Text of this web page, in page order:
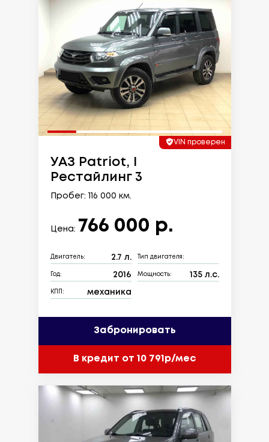
VIN проверен
УАЗ Patriot, I
Рестайлинг 3
Пробег: 116 000 км.
Цена: 766 000 р.
Двигатель: 2.7 л. Тип двигателя:
Год: 2016 Мощность: 135 л.с.
КПП: механика
Забронировать
В кредит от 10 791р/мес